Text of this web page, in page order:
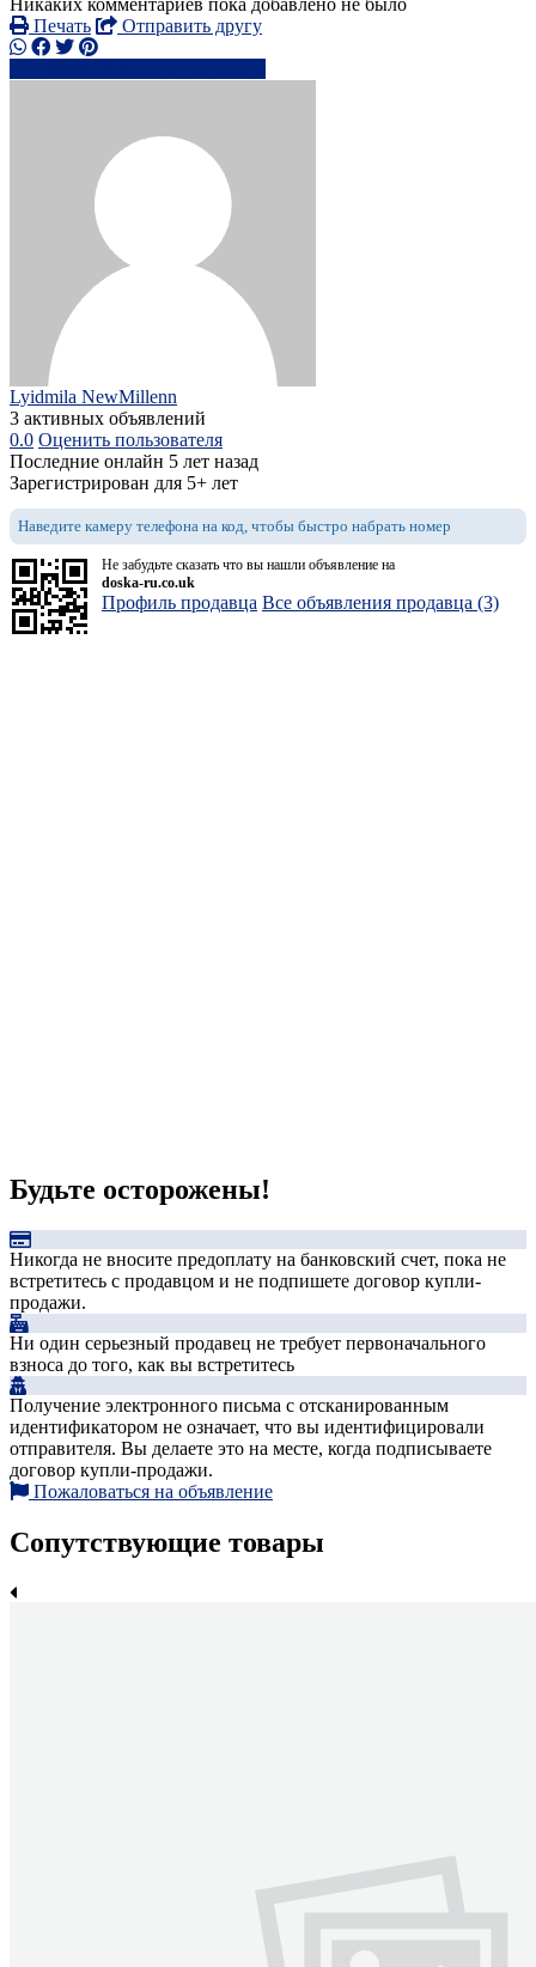
Никаких комментариев пока добавлено не было
Печать
Отправить другу
Lyidmila NewMillenn
3 активных объявлений
0.0 Оценить пользователя
Последние онлайн 5 лет назад
Зарегистрирован для 5+ лет
Наведите камеру телефона на код, чтобы быстро набрать номер
Не забудьте сказать что вы нашли объявление на
doska-ru.co.uk
Профиль продавца Все объявления продавца (3)
Будьте осторожены!
Никогда не вносите предоплату на банковский счет, пока не
встретитесь с продавцом и не подпишете договор купли-
продажи.
Ни один серьезный продавец не требует первоначального
взноса до того, как вы встретитесь
Получение электронного письма с отсканированным
идентификатором не означает, что вы идентифицировали
отправителя. Вы делаете это на месте, когда подписываете
договор купли-продажи.
Пожаловаться на объявление
Сопутствующие товары